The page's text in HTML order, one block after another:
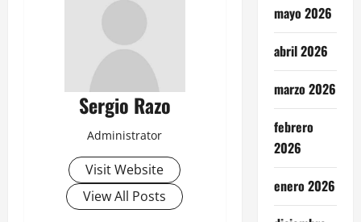
Sergio Razo
Administrator
Visit Website
View All Posts
mayo 2026
abril 2026
marzo 2026
febrero
2026
enero 2026